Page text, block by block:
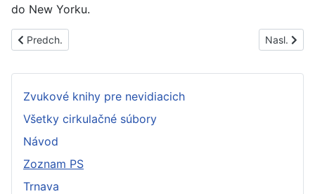
do New Yorku.
Predchádzajúci článok: PS1597A
Predch. Nasl.
Zvukové knihy pre nevidiacich
Všetky cirkulačné súbory
Návod
Zoznam PS
Trnava